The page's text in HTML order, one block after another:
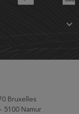

Bruxelles
5100 Namur